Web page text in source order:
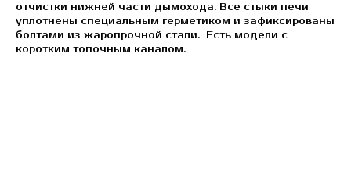
отчистки нижней части дымохода. Все стыки печи
уплотнены специальным герметиком и зафиксированы
болтами из жаропрочной стали. Есть модели с
коротким топочным каналом.